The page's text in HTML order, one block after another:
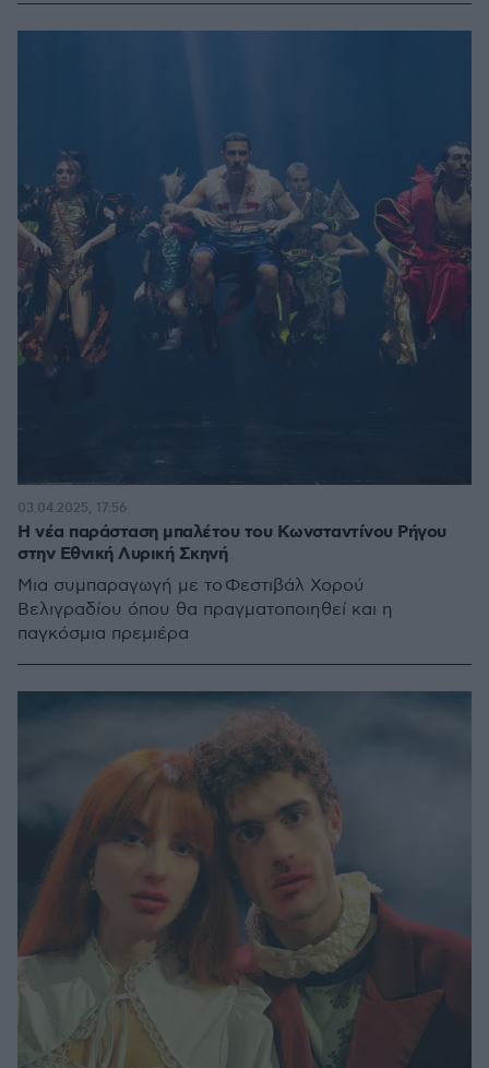
Η νέα παράσταση μπαλέτου του Κωνσταντίνου Ρήγου
στην Εθνική Λυρική Σκηνή
Μια συμπαραγωγή με το Φεστιβάλ Χορού
Βελιγραδίου όπου θα πραγματοποιηθεί και η
παγκόσμια πρεμιέρα
03.04.2025, 17:56